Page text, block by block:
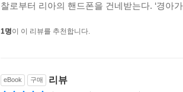
찰로부터 리아의 핸드폰을 건네받는다. ‘경아
1명이 이 리뷰를 추천합니다.
eBook 구매 리뷰